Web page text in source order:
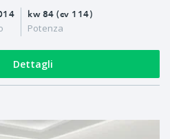
kw 84 (cv 114)
Potenza
Dettagli